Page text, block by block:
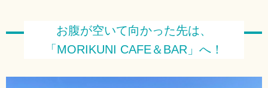
お腹が空いて向かった先は、
「MORIKUNI CAFE＆BAR」へ！